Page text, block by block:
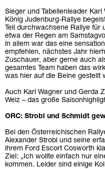
Sieger und Tabellenleader Karl
König Judenburg-Rallye
Teil durchwachsene Rallye für
etwa der Regen am
in allem war das eine
empfehlen, nächstes Jahr
Zuschauer, aber gerne auch
gesamtes Team haben das
was hier auf die Beine gestellt
Auch Karl Wagner und Gerda
Weiz – das große
ORC: Strobl und Schmidt
Bei den Österreichischen
Alexander Strobl und seine
ihrem Ford Escort Cosworth
Ziel: „Ich wollte einfach nur
kommen. Leider sind einige